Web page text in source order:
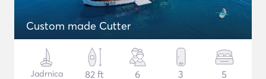
Custom made Cutter
Jadrnica
82 ft
6 3 5